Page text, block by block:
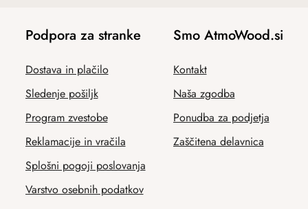
Podpora za stranke
Dostava in plačilo
Sledenje pošiljk
Program zvestobe
Reklamacije in vračila
Splošni pogoji poslovanja
Varstvo osebnih podatkov
Smo AtmoWood.si
Kontakt
Naša zgodba
Ponudba za podjetja
Zaščitena delavnica